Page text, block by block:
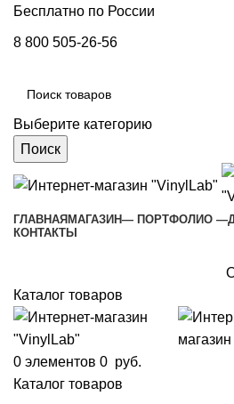
Бесплатно по России
8 800 505-26-56
Выберите категорию
Поиск
ГЛАВНАЯ МАГАЗИН— ПОРТФОЛИО —
КОНТАКТЫ
Каталог товаров
0 элементов 0 руб.
Каталог товаров